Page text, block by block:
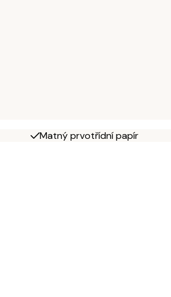
Matný prvotřídní papír